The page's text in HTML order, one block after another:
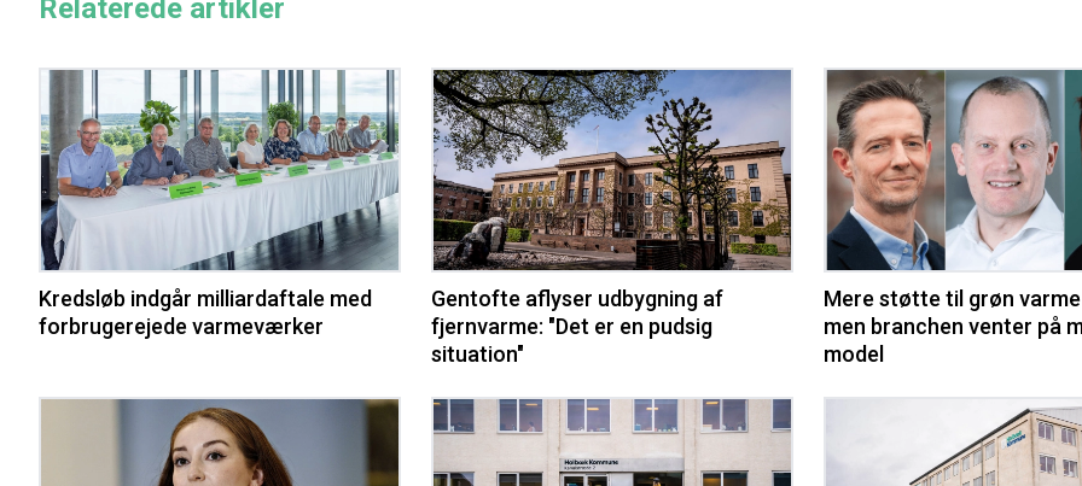
Relaterede artikler
Kredsløb indgår milliardaftale med
forbrugerejede varmeværker
Gentofte aflyser udbygning af
fjernvarme: "Det er en pudsig
situation"
Mere støtte til grøn
men branchen venter på
model